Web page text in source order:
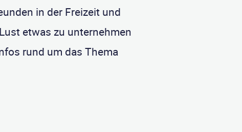
in der Freizeit und
etwas zu unternehmen
rund um das Thema